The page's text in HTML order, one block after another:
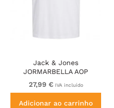
Jack & Jones
JORMARBELLA AOP
BRANDING T-Shirt Bright
White
27,99 € IVA incluído
Adicionar ao carrinho